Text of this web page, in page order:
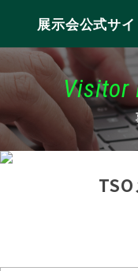
展示会公式サイ
Visitor